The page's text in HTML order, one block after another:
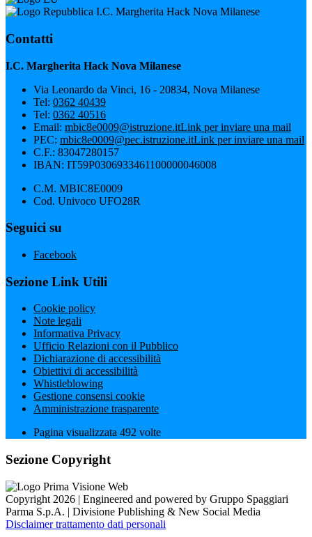
I.C. Margherita Hack Nova Milanese
Contatti
I.C. Margherita Hack Nova Milanese
Via Leonardo da Vinci, 16 - 20834, Nova Milanese
Tel: 0362 40439
Tel: 0362 40516
Email: mbic8e0009@istruzione.itLink per inviare una mail
PEC: mbic8e0009@pec.istruzione.itLink per inviare una mail
C.F.: 83047280157
IBAN: IT59P0306933461100000046008
C.M. MBIC8E0009
Cod. Univoco UFO28R
Seguici su
Facebook
Sezione Link Utili
Cookie policy
Note legali
Informativa Privacy
Ufficio Relazioni con il Pubblico
Dichiarazione di accessibilità
Obiettivi di accessibilità
Whistleblowing
Gestione consensi cookie
Amministrazione trasparente
Pagina visualizzata 492 volte
Sezione Copyright
Copyright 2026 | Engineered and powered by Gruppo Spaggiari
Parma S.p.A. | Divisione Publishing & New Social Media
Disclaimer trattamento dati personali